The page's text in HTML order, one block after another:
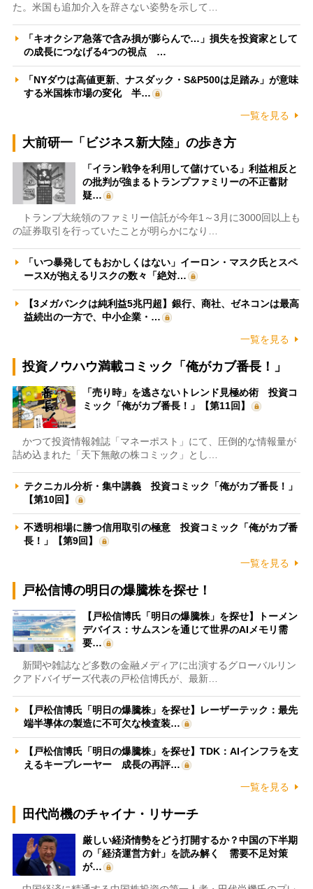
た。米国も追加介入を辞さない姿勢を示して…
「キオクシア急落で含み損が膨らんで…」損失を投資家として
の成長につなげる4つの視点 …
「NYダウは高値更新、ナスダック・S&P500は足踏み」が意味
する米国株市場の変化 半…
一覧を見る
大前研一「ビジネス新大陸」の歩き方
「イラン戦争を利用して儲けている」利益相反と
の批判が強まるトランプファミリーの不正蓄財
疑…
トランプ大統領のファミリー信託が今年1～3月に3000回以上も
の証券取引を行っていたことが明らかになり…
「いつ暴発してもおかしくはない」イーロン・マスク氏とスペ
ースXが抱えるリスクの数々「絶対…
【3メガバンクは純利益5兆円超】銀行、商社、ゼネコンは最高
益続出の一方で、中小企業・…
一覧を見る
投資ノウハウ満載コミック「俺がカブ番長！」
「売り時」を逃さないトレンド見極め術 投資コ
ミック「俺がカブ番長！」【第11回】
かつて投資情報雑誌「マネーポスト」にて、圧倒的な情報量が
詰め込まれた「天下無敵の株コミック」とし…
テクニカル分析・集中講義 投資コミック「俺がカブ番長！」
【第10回】
不透明相場に勝つ信用取引の極意 投資コミック「俺がカブ番
長！」【第9回】
一覧を見る
戸松信博の明日の爆騰株を探せ！
【戸松信博氏「明日の爆騰株」を探せ】トーメン
デバイス：サムスンを通じて世界のAIメモリ需
要…
新聞や雑誌など多数の金融メディアに出演するグローバルリン
クアドバイザーズ代表の戸松信博氏が、最新…
【戸松信博氏「明日の爆騰株」を探せ】レーザーテック：最先
端半導体の製造に不可欠な検査装…
【戸松信博氏「明日の爆騰株」を探せ】TDK：AIインフラを支
えるキープレーヤー 成長の再評…
一覧を見る
田代尚機のチャイナ・リサーチ
厳しい経済情勢をどう打開するか？中国の下半期
の「経済運営方針」を読み解く 需要不足対策
が…